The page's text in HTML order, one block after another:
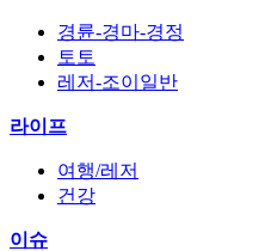
경륜-경마-경정
토토
레저-조이일반
라이프
여행/레저
건강
이슈